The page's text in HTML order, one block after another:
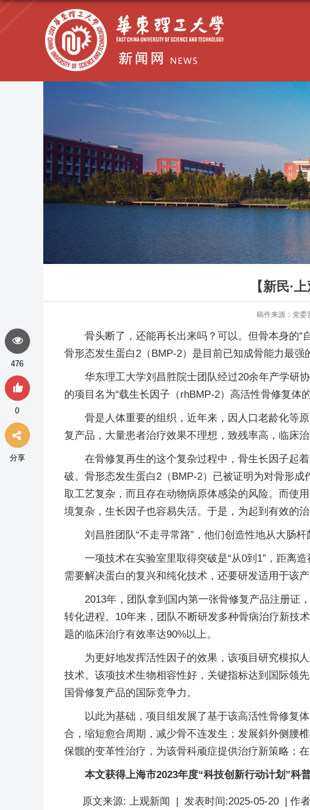
【新民·
稿件来源：党委
骨头断了，还能再长出来吗？可以。但骨本身的“
骨形态发生蛋白2（BMP-2）是目前已知成骨能力最
华东理工大学刘昌胜院士团队经过20余年产学研
的项目名为“载生长因子（rhBMP-2）高活性骨修复体
骨是人体重要的组织，近年来，因人口老龄化等
复产品，大量患者治疗效果不理想，致残率高，临床治
在骨修复再生的这个复杂过程中，骨生长因子起
破。骨形态发生蛋白2（BMP-2）已被证明为对骨形
取工艺复杂，而且存在动物病原体感染的风险。而使
境复杂，生长因子也容易失活。于是，为起到有效的
刘昌胜团队“不走寻常路”，他们创造性地从大肠
一项技术在实验室里取得突破是“从0到1”，距离
需要解决蛋白的复兴和纯化技术，还要研发适用于该产
2013年，团队拿到国内第一张骨修复产品注册证
转化进程。10年来，团队不断研发多种骨病治疗新技
题的临床治疗有效率达90%以上。
为更好地发挥活性因子的效果，该项目研究模拟
技术。该项技术生物相容性好，关键指标达到国际领
国骨修复产品的国际竞争力。
以此为基础，项目组发展了基于该高活性骨修复
合，缩短愈合周期，减少骨不连发生；发展斜外侧腰
保髋的变革性治疗，为该骨科顽症提供治疗新策略；
本文获得上海市2023年度“科技创新行动计划”科
原文来源: 上观新闻 | 发表时间:2025-05-20 | 作者
476
0
分享